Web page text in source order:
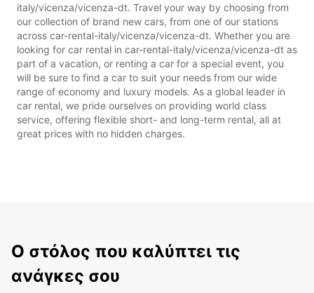
italy/vicenza/vicenza-dt. Travel your way by choosing from
our collection of brand new cars, from one of our stations
across car-rental-italy/vicenza/vicenza-dt. Whether you are
looking for car rental in car-rental-italy/vicenza/vicenza-dt as
part of a vacation, or renting a car for a special event, you
will be sure to find a car to suit your needs from our wide
range of economy and luxury models. As a global leader in
car rental, we pride ourselves on providing world class
service, offering flexible short- and long-term rental, all at
great prices with no hidden charges.
Ο στόλος που καλύπτει τις
ανάγκες σου